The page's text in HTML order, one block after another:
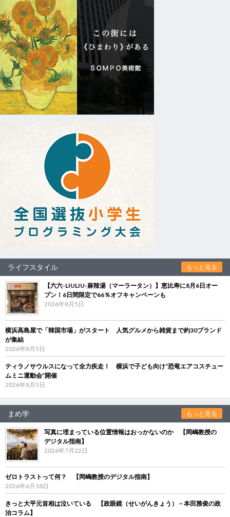
ライフスタイル もっと見る
【六六-LIULIU-麻辣湯（マーラータン）】恵比寿に8月6日オー
プン！6日間限定で66％オフキャンペーンも
2026年8月5日
横浜高島屋で「韓国市場」がスタート 人気グルメから雑貨まで約30ブランド
が集結
2026年8月5日
ティラノサウルスになって全力疾走！ 横浜で子ども向け“恐竜エアコスチュー
ムミニ運動会”開催
2026年8月5日
まめ学 もっと見る
写真に埋まっている位置情報はおっかないのか 【岡嶋教授の
デジタル指南】
2026年7月22日
ゼロトラストって何？ 【岡嶋教授のデジタル指南】
2026年6月18日
きっと大平元首相は泣いている 【政眼鏡（せいがんきょう）－本田雅俊の政
治コラム】